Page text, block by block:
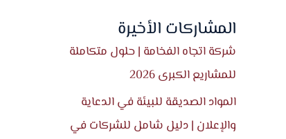
المشاركات الأخيرة
شركة اتجاه الفخامة | حلول متكاملة
للمشاريع الكبرى 2026
المواد الصديقة للبيئة في الدعاية
والإعلان | دليل شامل للشركات في